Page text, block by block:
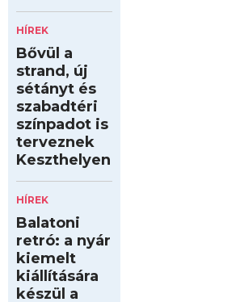
HÍREK
Bővül a
strand, új
sétányt és
szabadtéri
színpadot is
terveznek
Keszthelyen
HÍREK
Balatoni
retró: a nyár
kiemelt
kiállítására
készül a